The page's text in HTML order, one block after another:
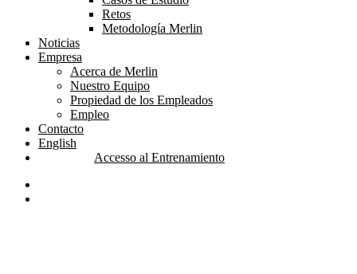
Retos
Metodología Merlin
Noticias
Empresa
Acerca de Merlin
Nuestro Equipo
Propiedad de los Empleados
Empleo
Contacto
English
Accesso al Entrenamiento